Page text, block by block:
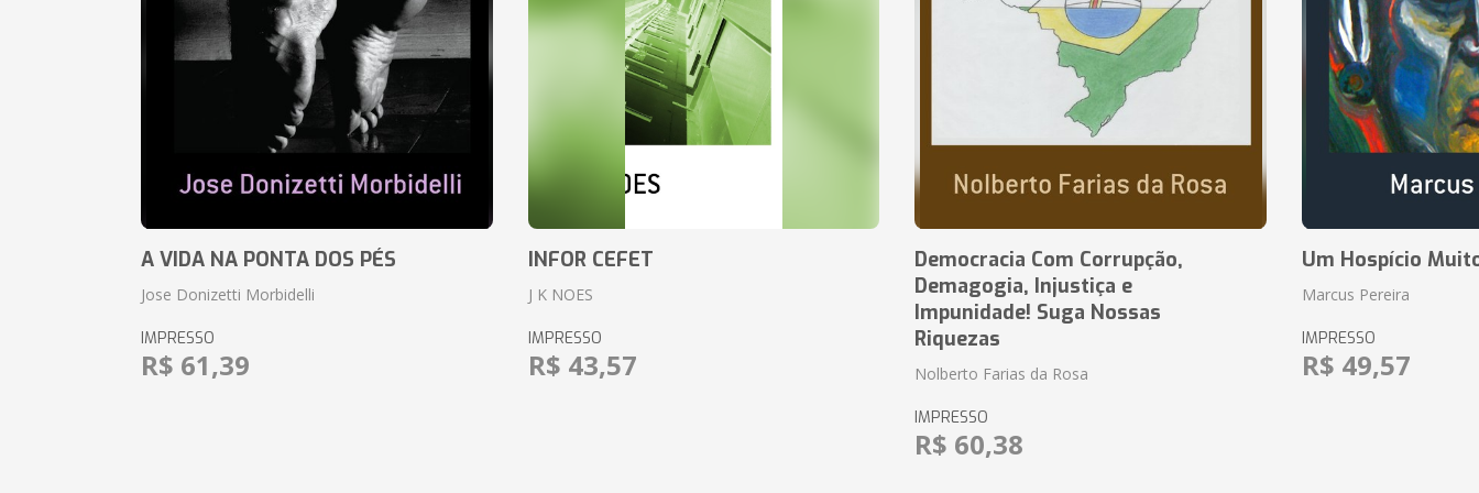
A VIDA NA PONTA DOS PÉS
Jose Donizetti Morbidelli
IMPRESSO
R$ 61,39
INFOR CEFET
J K NOES
IMPRESSO
R$ 43,57
Democracia Com Corrupção,
Demagogia, Injustiça e
Impunidade! Suga Nossas
Riquezas
Nolberto Farias da Rosa
IMPRESSO
R$ 60,38
Um Hospício
Marcus Pereira
IMPRESSO
R$ 49,57